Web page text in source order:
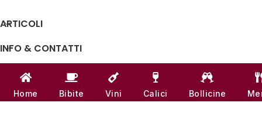
ARTICOLI
INFO & CONTATTI
LINK UTILI
CANALI SOCIAL
Home Bibite Vini Calici Bollicine